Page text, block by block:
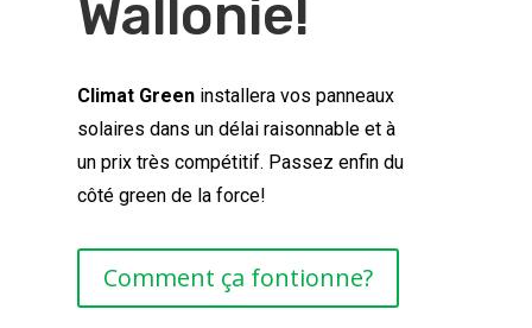
Wallonie!
Climat Greeninstallera vos panneaux
solaires dans un délai raisonnable et à
un prix très compétitif. Passez enfin du
côté green de la force!
Comment ça fontionne?